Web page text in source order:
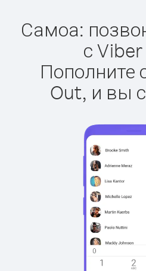
Самоа:
с
Пополните
Out, и вы